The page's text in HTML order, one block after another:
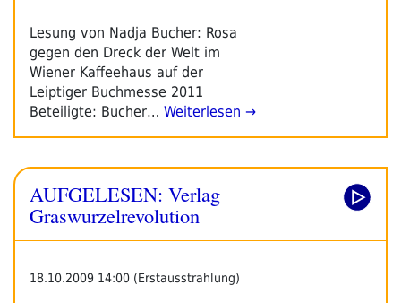
Lesung von Nadja Bucher: Rosa
gegen den Dreck der Welt im
Wiener Kaffeehaus auf der
Leiptiger Buchmesse 2011
Beteiligte: Bucher… Weiterlesen →
AUFGELESEN: Verlag
Graswurzelrevolution
18.10.2009 14:00 (Erstausstrahlung)